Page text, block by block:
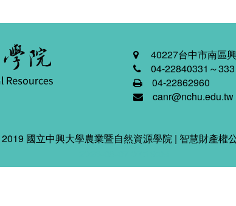
40227台中市南區
04-22840331～333
04-22862960
canr@nchu.edu.tw
國立中興大學農業暨自然資源學院 | 智慧財產權